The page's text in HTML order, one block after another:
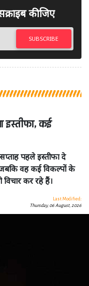
कीजिए
SUBSCRIBE
इस्तीफा, कई
पहले इस्तीफा दे
वह कई विकल्पों के
कर रहे हैं।
Last Modified:
Thursday, 06 August, 2026